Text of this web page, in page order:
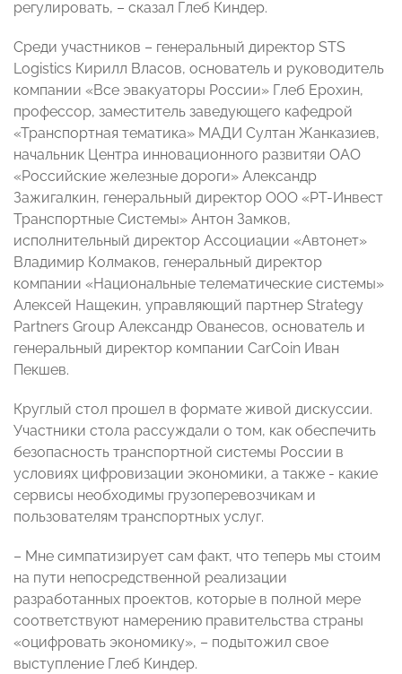
регулировать, – сказал Глеб Киндер.
Среди участников – генеральный директор STS
Logistics Кирилл Власов, основатель и руководитель
компании «Все эвакуаторы России» Глеб Ерохин,
профессор, заместитель заведующего кафедрой
«Транспортная тематика» МАДИ Султан Жанказиев,
начальник Центра инновационного развитяи ОАО
«Российские железные дороги» Александр
Зажигалкин, генеральный директор ООО «РТ-Инвест
Транспортные Системы» Антон Замков,
исполнительный директор Ассоциации «Автонет»
Владимир Колмаков, генеральный директор
компании «Национальные телематические системы»
Алексей Нащекин, управляющий партнер Strategy
Partners Group Александр Ованесов, основатель и
генеральный директор компании CarCoin Иван
Пекшев.
Круглый стол прошел в формате живой дискуссии.
Участники стола рассуждали о том, как обеспечить
безопасность транспортной системы России в
условиях цифровизации экономики, а также - какие
сервисы необходимы грузоперевозчикам и
пользователям транспортных услуг.
– Мне симпатизирует сам факт, что теперь мы стоим
на пути непосредственной реализации
разработанных проектов, которые в полной мере
соответствуют намерению правительства страны
«оцифровать экономику», – подытожил свое
выступление Глеб Киндер.